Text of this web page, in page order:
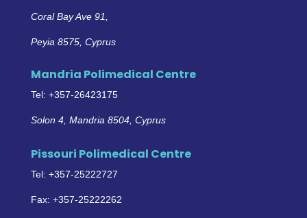
Coral Bay Ave 91,
Peyia 8575, Cyprus
Mandria Polimedical Centre
Tel: +357-26423175
Solon 4, Mandria 8504, Cyprus
Pissouri Polimedical Centre
Tel: +357-25222727
Fax: +357-25222262